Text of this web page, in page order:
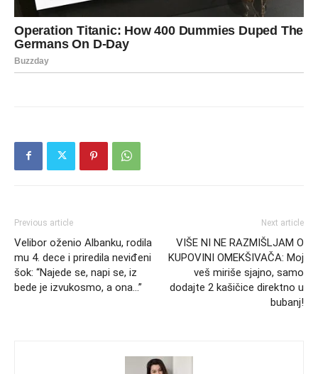
Previous article
Velibor oženio Albanku, rodila
mu 4. dece i priredila neviđeni
šok: “Najede se, napi se, iz
bede je izvukosmo, a ona…”
Next article
VIŠE NI NE RAZMIŠLJAM O
KUPOVINI OMEKŠIVAČA: Moj
veš miriše sjajno, samo
dodajte 2 kašičice direktno u
bubanj!